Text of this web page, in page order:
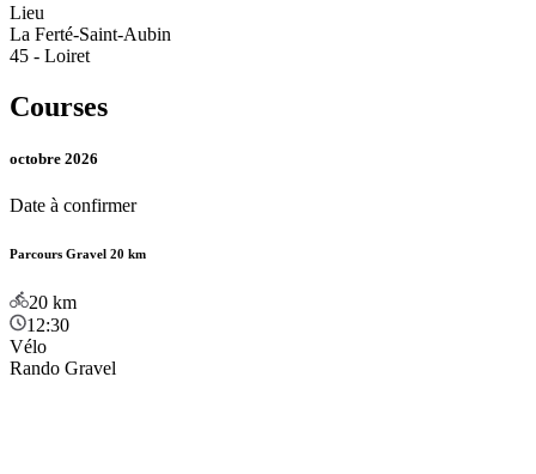
Lieu
La Ferté-Saint-Aubin
45 - Loiret
Courses
octobre 2026
Date à confirmer
Parcours Gravel 20 km
20 km
12:30
Vélo
Rando Gravel